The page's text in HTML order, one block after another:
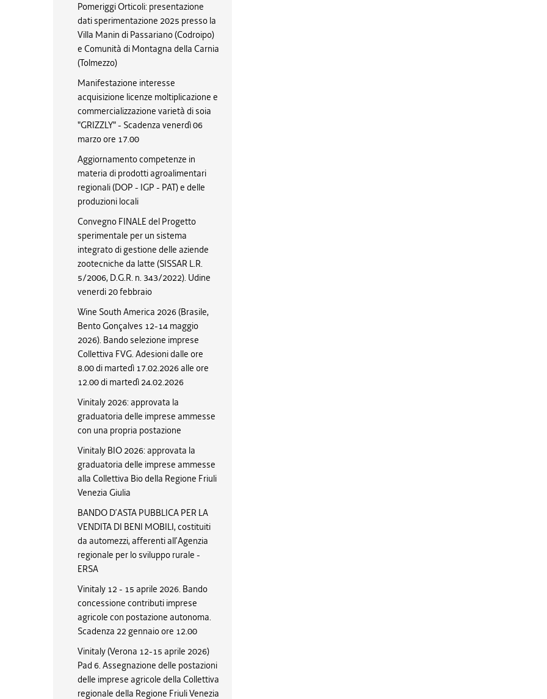
Pomeriggi Orticoli: presentazione
dati sperimentazione 2025 presso la
Villa Manin di Passariano (Codroipo)
e Comunità di Montagna della Carnia
(Tolmezzo)
Manifestazione interesse
acquisizione licenze moltiplicazione e
commercializzazione varietà di soia
"GRIZZLY" - Scadenza venerdì 06
marzo ore 17.00
Aggiornamento competenze in
materia di prodotti agroalimentari
regionali (DOP - IGP - PAT) e delle
produzioni locali
Convegno FINALE del Progetto
sperimentale per un sistema
integrato di gestione delle aziende
zootecniche da latte (SISSAR L.R.
5/2006, D.G.R. n. 343/2022). Udine
venerdi 20 febbraio
Wine South America 2026 (Brasile,
Bento Gonçalves 12-14 maggio
2026). Bando selezione imprese
Collettiva FVG. Adesioni dalle ore
8.00 di martedì 17.02.2026 alle ore
12.00 di martedì 24.02.2026
Vinitaly 2026: approvata la
graduatoria delle imprese ammesse
con una propria postazione
Vinitaly BIO 2026: approvata la
graduatoria delle imprese ammesse
alla Collettiva Bio della Regione Friuli
Venezia Giulia
BANDO D’ASTA PUBBLICA PER LA
VENDITA DI BENI MOBILI, costituiti
da automezzi, afferenti all’Agenzia
regionale per lo sviluppo rurale -
ERSA
Vinitaly 12 - 15 aprile 2026. Bando
concessione contributi imprese
agricole con postazione autonoma.
Scadenza 22 gennaio ore 12.00
Vinitaly (Verona 12-15 aprile 2026)
Pad 6. Assegnazione delle postazioni
delle imprese agricole della Collettiva
regionale della Regione Friuli Venezia